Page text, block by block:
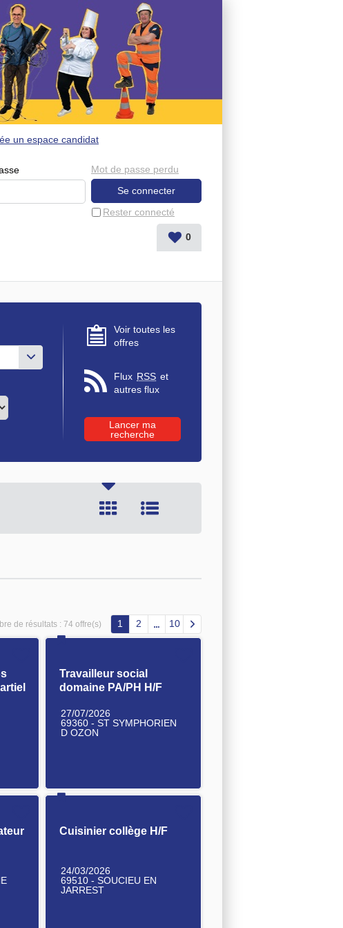
Rester connecté
Mot de passe perdu
un espace candidat
0
ou des valeurs
Voir toutes les
offres
Flux RSS et
autres flux
de résultats : 74 offre(s) 1 2 10
Travailleur social
domaine PA/PH H/F
27/07/2026
69360 - ST SYMPHORIEN
D OZON
Cuisinier collège H/F
24/03/2026
69510 - SOUCIEU EN
JARREST